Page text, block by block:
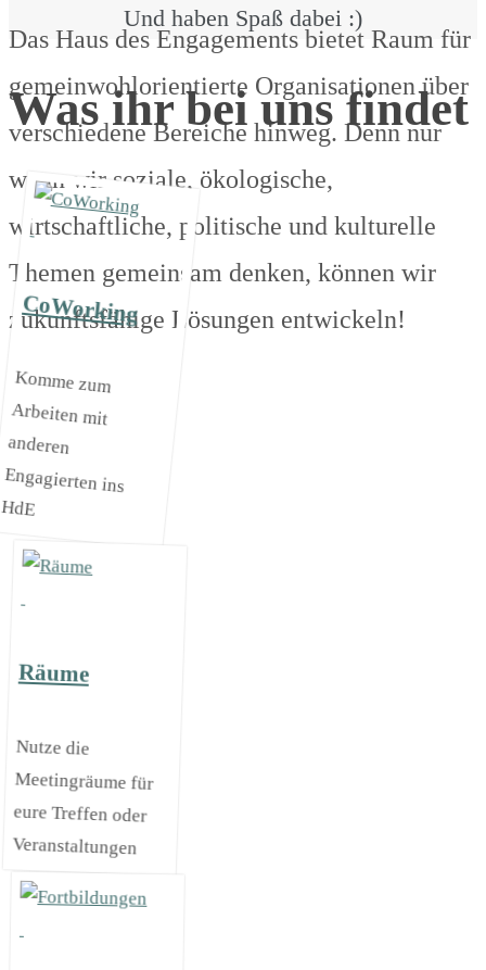
Das Haus des Engagements bietet Raum für
gemeinwohlorientierte Organisationen über
verschiedene Bereiche hinweg. Denn nur
wenn wir soziale, ökologische,
wirtschaftliche, politische und kulturelle
Themen gemeinsam denken, können wir
zukunftsfähige Lösungen entwickeln!
Und haben Spaß dabei :)
Was ihr bei uns findet
CoWorking
Komme zum
Arbeiten mit
anderen
Engagierten ins
HdE
Räume
Nutze die
Meetingräume für
eure Treffen oder
Veranstaltungen